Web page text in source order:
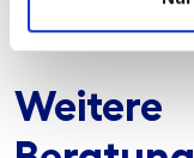
Weitere